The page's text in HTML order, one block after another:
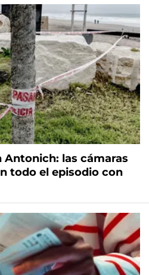
Antonich: las cámaras
todo el episodio con